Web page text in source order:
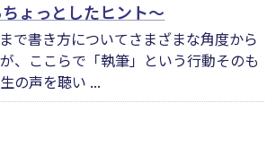
ょっとしたヒント～
で書き方についてさまざまな角度から
、ここらで「執筆」という行動そのも
の声を聴い ...